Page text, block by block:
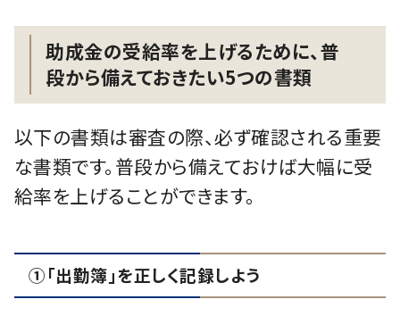
助成金の受給率を上げるために、普
段から備えておきたい5つの書類
以下の書類は審査の際、必ず確認される重要
な書類です。普段から備えておけば大幅に受
給率を上げることができます。
①「出勤簿」を正しく記録しよう